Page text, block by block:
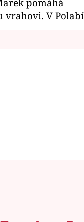
pomáhá
vrahovi. V Polabí